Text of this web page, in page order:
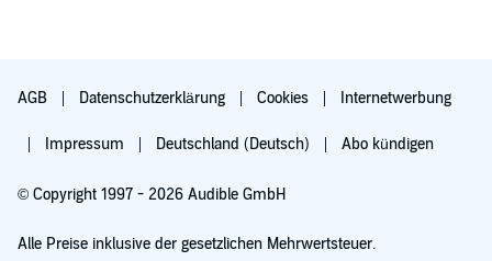
AGB Datenschutzerklärung Cookies Internetwerbung
Impressum Deutschland (Deutsch) Abo kündigen
© Copyright 1997 - 2026 Audible GmbH
Alle Preise inklusive der gesetzlichen Mehrwertsteuer.